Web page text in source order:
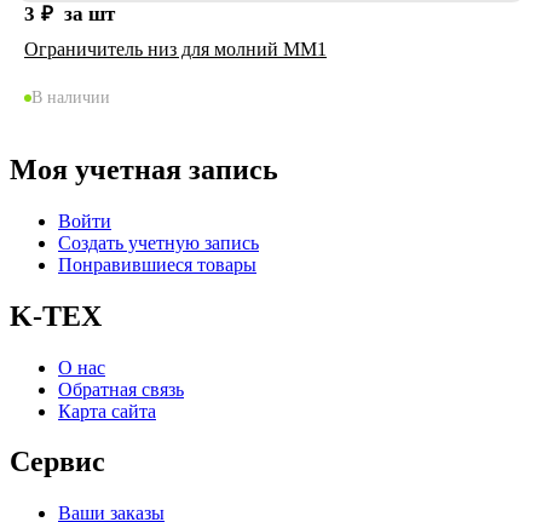
3 ₽ за шт
Ограничитель низ для молний ММ1
В наличии
Моя учетная запись
Войти
Создать учетную запись
Понравившиеся товары
K-TEX
О нас
Обратная связь
Карта сайта
Сервис
Ваши заказы